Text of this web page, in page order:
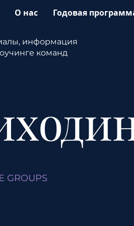
О нас Годовая
информация
GROUPS
команд